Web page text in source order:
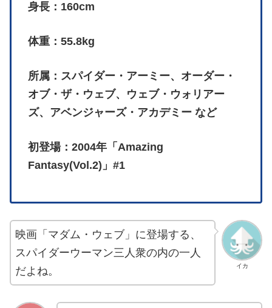
身長：160cm
体重：55.8kg
所属：スパイダー・アーミー、オーダー・
オブ・ザ・ウェブ、ウェブ・ウォリアー
ズ、アベンジャーズ・アカデミー など
初登場：2004年「Amazing
Fantasy(Vol.2)」#1
イカ
映画「マダム・ウェブ」に登場する、
スパイダーウーマン三人衆の内の一人
だよね。